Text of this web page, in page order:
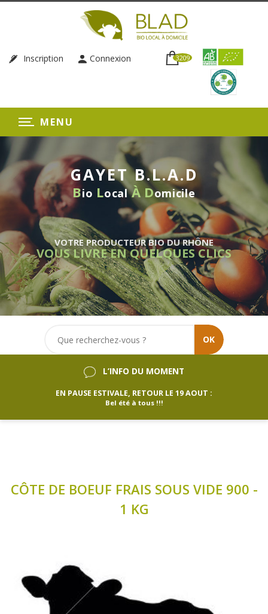
Inscription Connexion 3209
MENU
GAYET B.L.A.D
Bio LocalÀ Domicile
VOTRE PRODUCTEUR BIO DU RHÔNE
VOUS LIVRE EN QUELQUES CLICS
OK
L’INFO DU MOMENT
EN PAUSE ESTIVALE, RETOUR LE 19 AOUT :
Bel été à tous !!!
CÔTE DE BOEUF FRAIS SOUS VIDE 900 -
1 KG